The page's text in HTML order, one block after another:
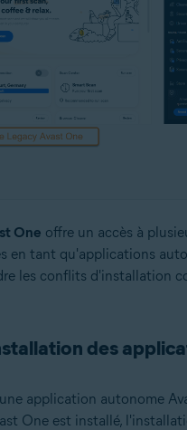
One offre un accès à
en tant qu'applications
les conflits d'installation
des
application autonome
One est installé,